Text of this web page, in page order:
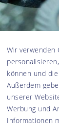
Wir verwenden
können und
Außerdem
unserer
Werbung und
Informationen